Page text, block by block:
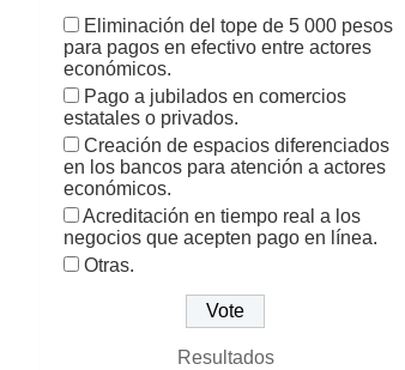
Eliminación del tope de 5 000 pesos
para pagos en efectivo entre actores
económicos.
Pago a jubilados en comercios
estatales o privados.
Creación de espacios diferenciados
en los bancos para atención a actores
económicos.
Acreditación en tiempo real a los
negocios que acepten pago en línea.
Otras.
Resultados